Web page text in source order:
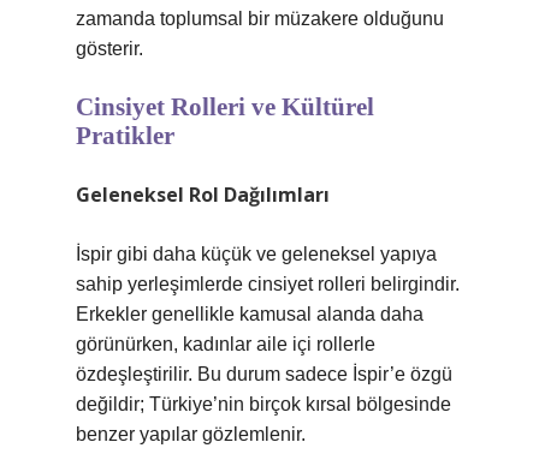
zamanda toplumsal bir müzakere olduğunu
gösterir.
Cinsiyet Rolleri ve Kültürel
Pratikler
Geleneksel Rol Dağılımları
İspir gibi daha küçük ve geleneksel yapıya
sahip yerleşimlerde cinsiyet rolleri belirgindir.
Erkekler genellikle kamusal alanda daha
görünürken, kadınlar aile içi rollerle
özdeşleştirilir. Bu durum sadece İspir’e özgü
değildir; Türkiye’nin birçok kırsal bölgesinde
benzer yapılar gözlemlenir.